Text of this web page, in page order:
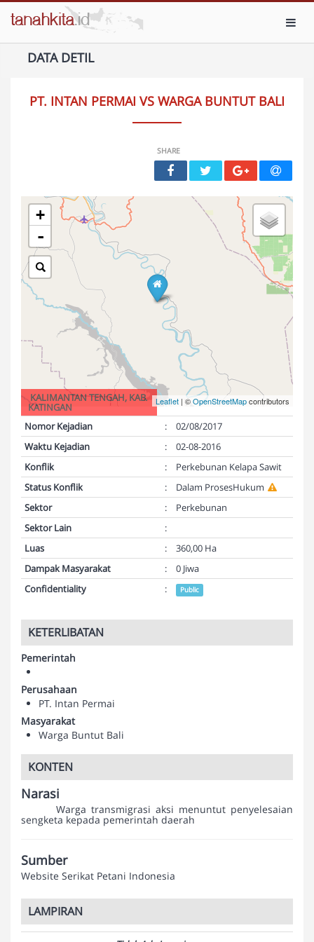
DATA DETIL
PT. INTAN PERMAI VS WARGA BUNTUT BALI
SHARE
+
-
Leaflet | ©OpenStreetMapcontributors
KALIMANTAN TENGAH, KAB.
KATINGAN
Nomor Kejadian
:
02/08/2017
Waktu Kejadian
:
02-08-2016
Konflik
:
Perkebunan Kelapa Sawit
Status Konflik
:
Dalam ProsesHukum
Sektor
:
Perkebunan
Sektor Lain
:
Luas
:
360,00 Ha
Dampak Masyarakat
:
0 Jiwa
Confidentiality
: Public
KETERLIBATAN
Pemerintah
Perusahaan
PT. Intan Permai
Masyarakat
Warga Buntut Bali
KONTEN
Narasi
Warga transmigrasi aksi menuntut penyelesaian
sengketa kepada pemerintah daerah
Sumber
Website Serikat Petani Indonesia
LAMPIRAN